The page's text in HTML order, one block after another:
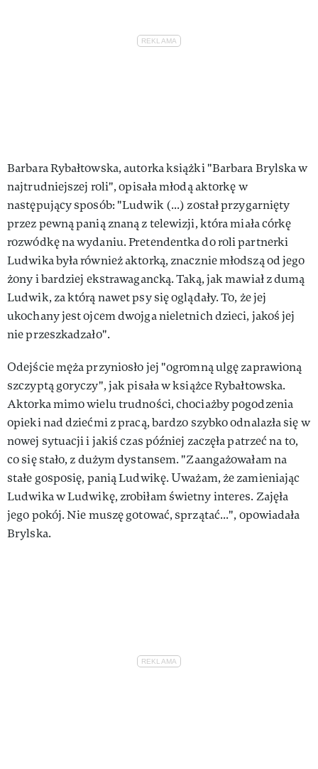
Barbara Rybałtowska, autorka książki "Barbara Brylska w
najtrudniejszej roli", opisała młodą aktorkę w
następujący sposób: "Ludwik (...) został przygarnięty
przez pewną panią znaną z telewizji, która miała córkę
rozwódkę na wydaniu. Pretendentka do roli partnerki
Ludwika była również aktorką, znacznie młodszą od jego
żony i bardziej ekstrawagancką. Taką, jak mawiał z dumą
Ludwik, za którą nawet psy się oglądały. To, że jej
ukochany jest ojcem dwojga nieletnich dzieci, jakoś jej
nie przeszkadzało".
Odejście męża przyniosło jej "ogromną ulgę zaprawioną
szczyptą goryczy", jak pisała w książce Rybałtowska.
Aktorka mimo wielu trudności, chociażby pogodzenia
opieki nad dziećmi z pracą, bardzo szybko odnalazła się w
nowej sytuacji i jakiś czas później zaczęła patrzeć na to,
co się stało, z dużym dystansem. "Zaangażowałam na
stałe gosposię, panią Ludwikę. Uważam, że zamieniając
Ludwika w Ludwikę, zrobiłam świetny interes. Zajęła
jego pokój. Nie muszę gotować, sprzątać...", opowiadała
Brylska.